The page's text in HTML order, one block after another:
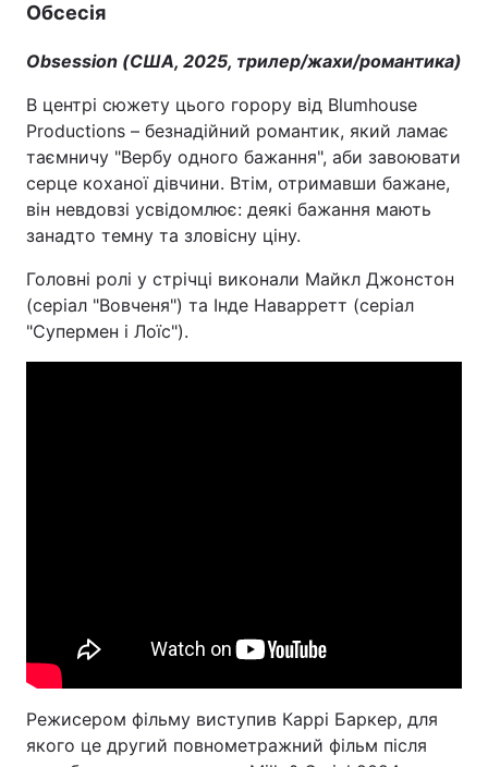
Обсесія
Obsession (США, 2025, трилер/жахи/романтика)
В центрі сюжету цього горору від Blumhouse
Productions – безнадійний романтик, який ламає
таємничу "Вербу одного бажання", аби завоювати
серце коханої дівчини. Втім, отримавши бажане,
він невдовзі усвідомлює: деякі бажання мають
занадто темну та зловісну ціну.
Головні ролі у стрічці виконали Майкл Джонстон
(серіал "Вовченя") та Інде Наварретт (серіал
"Супермен і Лоїс").
Режисером фільму виступив Каррі Баркер, для
якого це другий повнометражний фільм після